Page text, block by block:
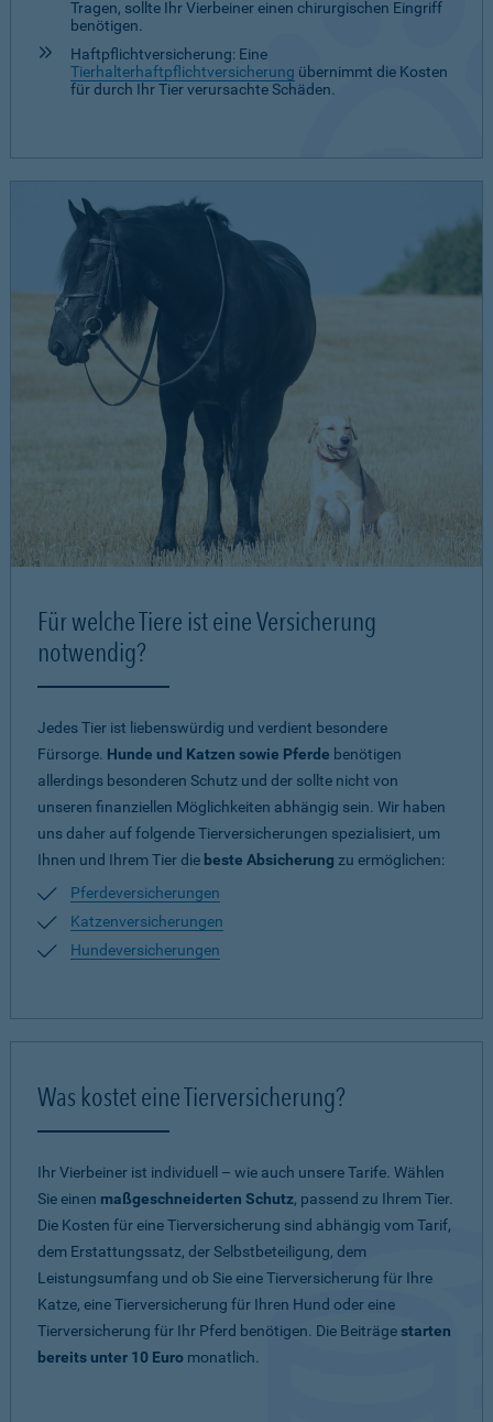
Tragen, sollte Ihr Vierbeiner einen chirurgischen Eingriff
benötigen.
Haftpflichtversicherung: Eine
Tierhalterhaftpflichtversicherung übernimmt die Kosten
für durch Ihr Tier verursachte Schäden.
Für welche Tiere ist eine Versicherung
notwendig?
Jedes Tier ist liebenswürdig und verdient besondere
Fürsorge. Hunde und Katzen sowie Pferde benötigen
allerdings besonderen Schutz und der sollte nicht von
unseren finanziellen Möglichkeiten abhängig sein. Wir haben
uns daher auf folgende Tierversicherungen spezialisiert, um
Ihnen und Ihrem Tier die beste Absicherung zu ermöglichen:
Pferdeversicherungen
Katzenversicherungen
Hundeversicherungen
Was kostet eine Tierversicherung?
Ihr Vierbeiner ist individuell – wie auch unsere Tarife. Wählen
Sie einen maßgeschneiderten Schutz, passend zu Ihrem Tier.
Die Kosten für eine Tierversicherung sind abhängig vom Tarif,
dem Erstattungssatz, der Selbstbeteiligung, dem
Leistungsumfang und ob Sie eine Tierversicherung für Ihre
Katze, eine Tierversicherung für Ihren Hund oder eine
Tierversicherung für Ihr Pferd benötigen. Die Beiträgestarten
bereits unter 10 Euro monatlich.